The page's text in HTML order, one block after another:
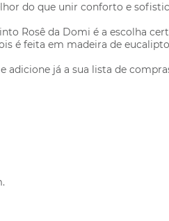
do que unir conforto e
Rosê da Domi é a escolha
é feita em madeira de
adicione já a sua lista de